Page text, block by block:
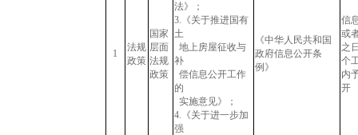
1
法规
政策
国家
层面
法规
政策
法》；
3.《关于推进国有
土
地上房屋征收与
补
偿信息公开工作
的
实施意见》；
4.《关于进一步加
强
《中华人民共和国
政府信息公开条
例》
信
或
之
个
内
开